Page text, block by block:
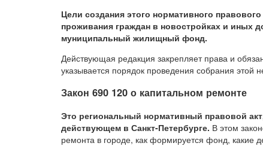
Цели создания этого нормативного
проживания граждан в новостройках и иных
муниципальный жилищный фонд.
Действующая редакция закрепляет права и
указывается порядок проведения собрания этой
Закон 690 120 о капитальном ремонте
Это региональный нормативный правовой
действующем в Санкт-Петербурге. В этом
ремонта в городе, как формируется фонд, какие